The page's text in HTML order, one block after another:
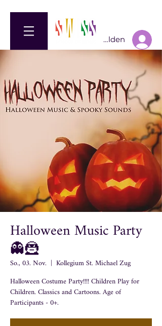
Anmelden
Halloween Music Party
👻🦹
So., 03. Nov.
  |
Kollegium St. Michael Zug
Halloween Costume Party!!!! Children Play for
Children. Classics and Cartoons. Age of
Participants - 0+.